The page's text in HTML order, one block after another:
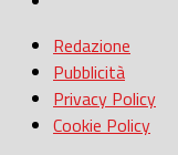
Redazione
Pubblicità
Privacy Policy
Cookie Policy